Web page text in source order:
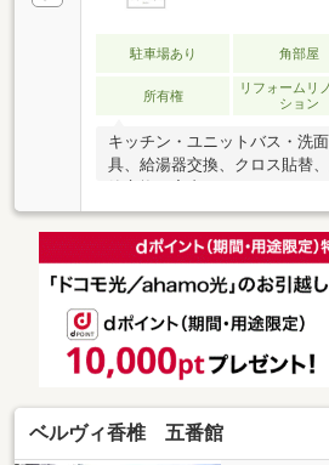
駐車場あり 角部屋
所有権
リフォームリ
ション
キッチン・ユニットバス・洗
具、給湯器交換、クロス貼替
ベルヴィ香椎 五番館